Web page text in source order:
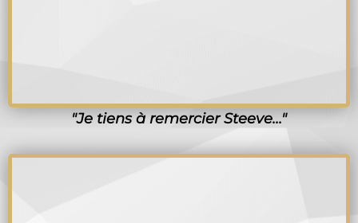
"Je tiens à remercier Steeve..."